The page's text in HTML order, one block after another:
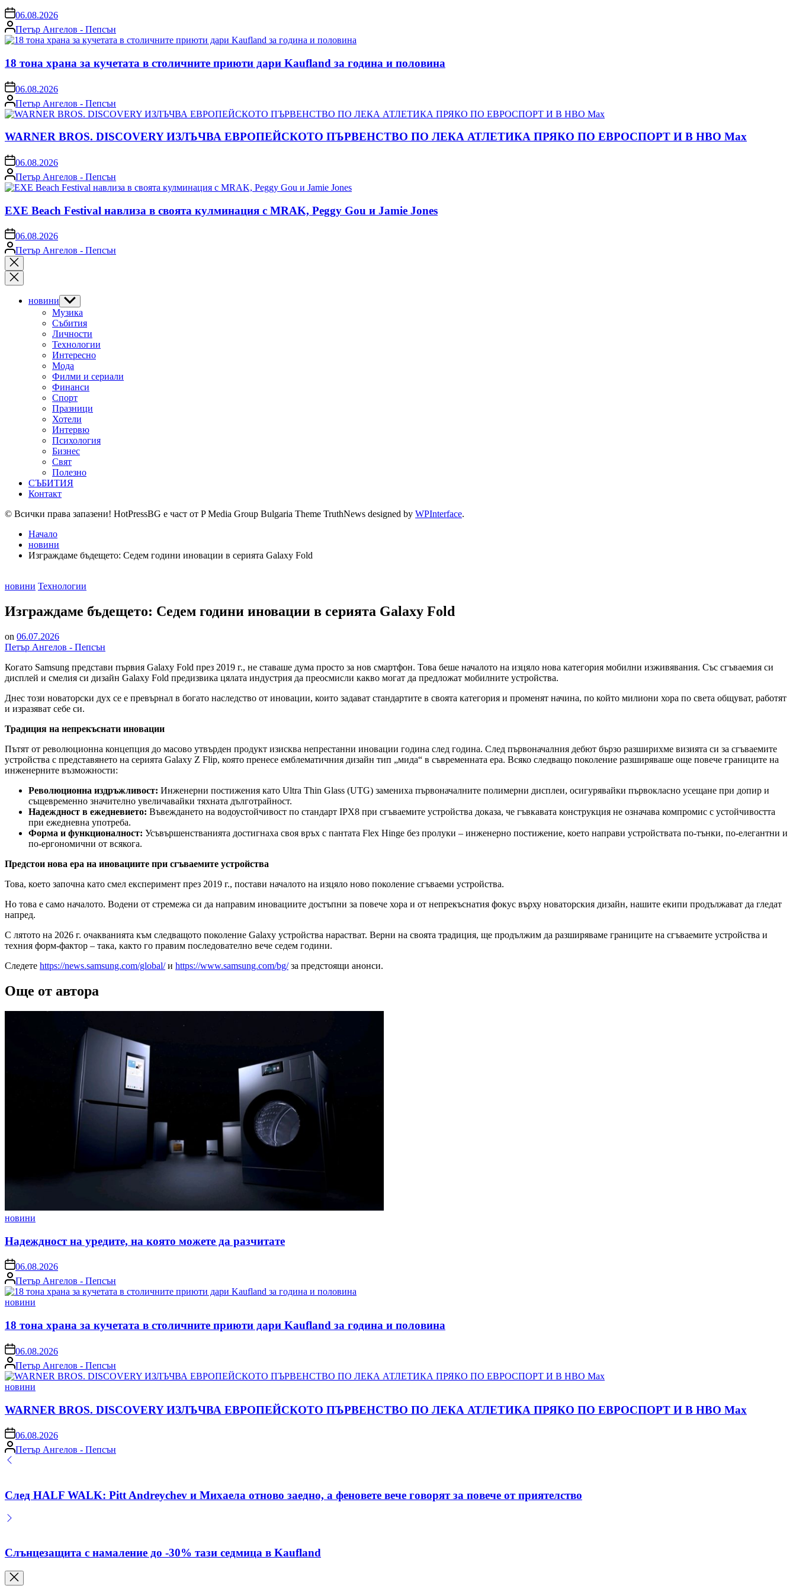
on06.08.2026
Posted
by
Петър Ангелов - Пепсън
18 тона храна за кучетата в столичните приюти дари Kaufland за година и половина
on06.08.2026
Posted
by
Петър Ангелов - Пепсън
WARNER BROS. DISCOVERY ИЗЛЪЧВА ЕВРОПЕЙСКОТО ПЪРВЕНСТВО ПО ЛЕКА АТЛЕТИКА ПРЯКО ПО ЕВРОСПОРТ И В НВО Мах
on06.08.2026
Posted
by
Петър Ангелов - Пепсън
EXE Beach Festival навлиза в своята кулминация с MRAK, Peggy Gou и Jamie Jones
on06.08.2026
Posted
by
Петър Ангелов - Пепсън
Close
search
новини Show
sub
menu
Музика
Събития
Личности
Технологии
Интересно
Мода
Филми и сериали
Финанси
Спорт
Празници
Хотели
Интервю
Психология
Бизнес
Свят
Полезно
СЪБИТИЯ
Контакт
© Всички права запазени! HotPressBG е част от P Media Group Bulgaria Theme TruthNews designed by WPInterface.
Начало
новини
Изграждаме бъдещето: Седем години иновации в серията Galaxy Fold
Posted
новини Технологии
Изграждаме бъдещето: Седем години иновации в серията Galaxy Fold
on 06.07.2026
Петър Ангелов - Пепсън
Когато Samsung представи първия Galaxy Fold през 2019 г., не ставаше дума просто за нов смартфон. Това беше началото на изцяло нова категория мобилни изживявания. Със сгъваемия си
дисплей и смелия си дизайн Galaxy Fold предизвика цялата индустрия да преосмисли какво могат да предложат мобилните устройства.
Днес този новаторски дух се е превърнал в богато наследство от иновации, които задават стандартите в своята категория и променят начина, по който милиони хора по света общуват, работят
и изразяват себе си.
Традиция на непрекъснати иновации
Пътят от революционна концепция до масово утвърден продукт изисква непрестанни иновации година след година. След първоначалния дебют бързо разширихме визията си за сгъваемите
устройства с представянето на серията Galaxy Z Flip, която пренесе емблематичния дизайн тип „мида“ в съвременната ера. Всяко следващо поколение разширяваше още повече границите на
инженерните възможности:
Революционна издръжливост: Инженерни постижения като Ultra Thin Glass (UTG) замениха първоначалните полимерни дисплеи, осигурявайки първокласно усещане при допир и
същевременно значително увеличавайки тяхната дълготрайност.
Надеждност в ежедневието: Въвеждането на водоустойчивост по стандарт IPX8 при сгъваемите устройства доказа, че гъвкавата конструкция не означава компромис с устойчивостта
при ежедневна употреба.
Форма и функционалност: Усъвършенстванията достигнаха своя връх с пантата Flex Hinge без пролуки – инженерно постижение, което направи устройствата по-тънки, по-елегантни и
по-ергономични от всякога.
Предстои нова ера на иновациите при сгъваемите устройства
Това, което започна като смел експеримент през 2019 г., постави началото на изцяло ново поколение сгъваеми устройства.
Но това е само началото. Водени от стремежа си да направим иновациите достъпни за повече хора и от непрекъснатия фокус върху новаторския дизайн, нашите екипи продължават да гледат
напред.
С лятото на 2026 г. очакванията към следващото поколение Galaxy устройства нарастват. Верни на своята традиция, ще продължим да разширяваме границите на сгъваемите устройства и
техния форм-фактор – така, както го правим последователно вече седем години.
Следете https://news.samsung.com/global/и https://www.samsung.com/bg/за предстоящи анонси.
Още от автора
Posted
новини
Надеждност на уредите, на която можете да разчитате
on06.08.2026
Posted
by
Петър Ангелов - Пепсън
Posted
новини
18 тона храна за кучетата в столичните приюти дари Kaufland за година и половина
on06.08.2026
Posted
by
Петър Ангелов - Пепсън
Posted
новини
WARNER BROS. DISCOVERY ИЗЛЪЧВА ЕВРОПЕЙСКОТО ПЪРВЕНСТВО ПО ЛЕКА АТЛЕТИКА ПРЯКО ПО ЕВРОСПОРТ И В НВО Мах
on06.08.2026
Posted
by
Петър Ангелов - Пепсън
След HALF WALK: Pitt Andreychev и Михаела отново заедно, а феновете вече говорят за повече от приятелство
Слънцезащита с намаление до -30% тази седмица в Kaufland